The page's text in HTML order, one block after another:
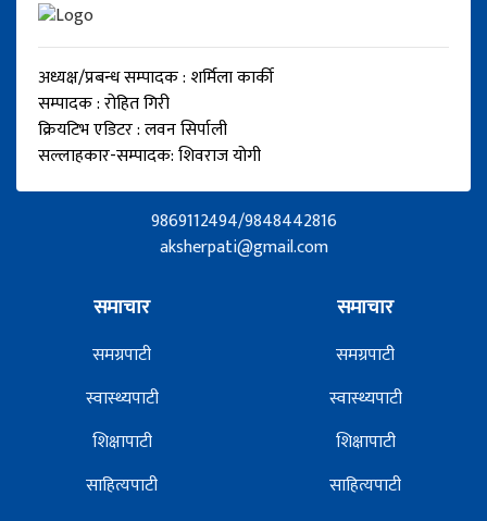
अध्यक्ष/प्रबन्ध सम्पादक : शर्मिला कार्की
सम्पादक : रोहित गिरी
क्रियटिभ एडिटर : लवन सिर्पाली
सल्लाहकार-सम्पादक: शिवराज योगी
9869112494/9848442816
aksherpati@gmail.com
समाचार
समग्रपाटी
स्वास्थ्यपाटी
शिक्षापाटी
साहित्यपाटी
समाचार
समग्रपाटी
स्वास्थ्यपाटी
शिक्षापाटी
साहित्यपाटी